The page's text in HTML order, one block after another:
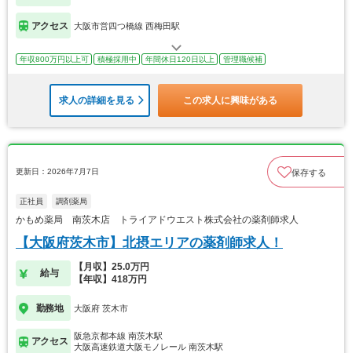
アクセス 大阪市営四つ橋線 西梅田駅
年収800万円以上可 積極採用中 年間休日120日以上 管理職候補
求人の詳細を見る この求人に興味がある
更新日：2026年7月7日 保存する
正社員 調剤薬局
かもめ薬局 南茨木店 トライアドウエスト株式会社の薬剤師求人
【大阪府茨木市】北摂エリアの薬剤師求人！
給与
【月収】25.0万円
【年収】418万円
勤務地 大阪府 茨木市
アクセス
阪急京都本線 南茨木駅
大阪高速鉄道大阪モノレール 南茨木駅